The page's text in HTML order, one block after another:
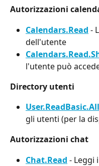
Autorizzazioni
Calendars.Read -
dell'utente
l'utente può
Directory utenti
User.ReadBasic.All
gli utenti (per la
Autorizzazioni chat
Chat.Read - Leggi